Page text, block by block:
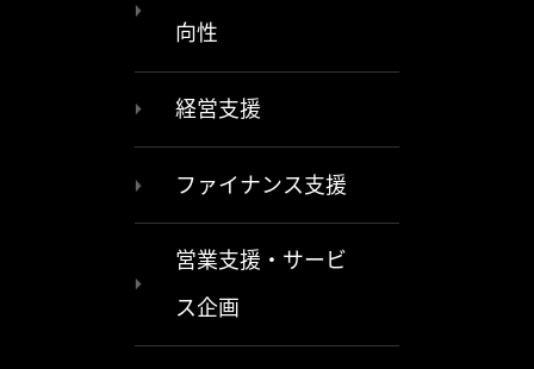
向性
経営支援
ファイナンス支援
営業支援・サービ
ス企画